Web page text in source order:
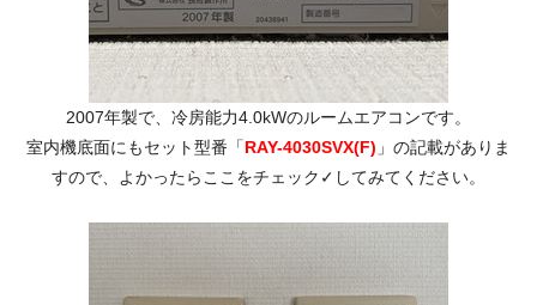
2007年製で、冷房能力4.0kWのルームエアコンです。
室内機底面にもセット型番「RAY-4030SVX(F) 」の記載がありま
すので、よかったらここをチェック✓してみてください。